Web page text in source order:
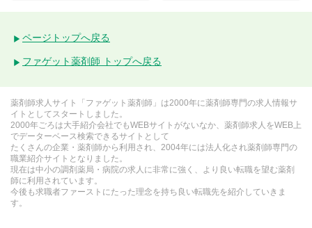
ページトップへ戻る
ファゲット薬剤師 トップへ戻る
薬剤師求人サイト「ファゲット薬剤師」は2000年に薬剤師専門の求人情報サ
イトとしてスタートしました。
2000年ごろは大手紹介会社でもWEBサイトがないなか、薬剤師求人をWEB上
でデーターベース検索できるサイトとして
たくさんの企業・薬剤師から利用され、2004年には法人化され薬剤師専門の
職業紹介サイトとなりました。
現在は中小の調剤薬局・病院の求人に非常に強く、より良い転職を望む薬剤
師に利用されています。
今後も求職者ファーストにたった理念を持ち良い転職先を紹介していきま
す。